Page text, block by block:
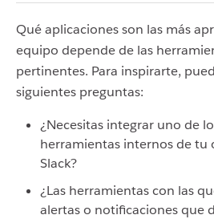
Qué aplicaciones son las más
equipo depende de las
pertinentes. Para inspirarte,
siguientes preguntas:
¿Necesitas integrar uno de
herramientas internos de tu
Slack?
¿Las herramientas con las
alertas o notificaciones que